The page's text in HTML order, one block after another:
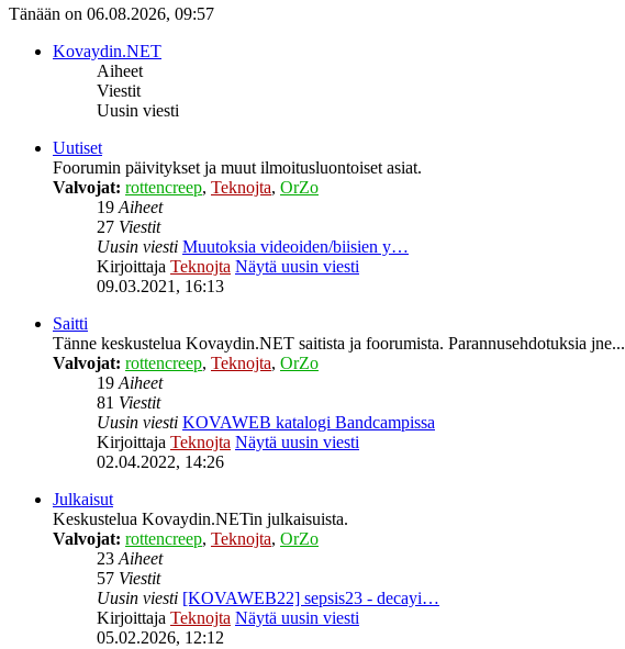
Tänään on 06.08.2026, 09:57
Kovaydin.NET
Aiheet
Viestit
Uusin viesti
Uutiset
Foorumin päivitykset ja muut ilmoitusluontoiset asiat.
Valvojat: rottencreep, Teknojta, OrZo
19Aiheet
27 Viestit
Uusin viesti Muutoksia videoiden/biisien y…
Kirjoittaja Teknojta Näytä uusin viesti
09.03.2021, 16:13
Saitti
Tänne keskustelua Kovaydin.NET saitista ja foorumista. Parannusehdotuksia jne...
Valvojat: rottencreep, Teknojta, OrZo
19Aiheet
81 Viestit
Uusin viesti KOVAWEB katalogi Bandcampissa
Kirjoittaja Teknojta Näytä uusin viesti
02.04.2022, 14:26
Julkaisut
Keskustelua Kovaydin.NETin julkaisuista.
Valvojat: rottencreep, Teknojta, OrZo
23Aiheet
57 Viestit
Uusin viesti [KOVAWEB22] sepsis23 - decayi…
Kirjoittaja Teknojta Näytä uusin viesti
05.02.2026, 12:12